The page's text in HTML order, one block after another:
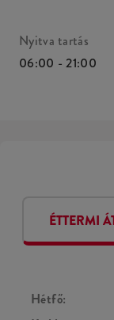
Nyitva tartás
06:00 - 21:00
ÉTTERMI
Hétfő: